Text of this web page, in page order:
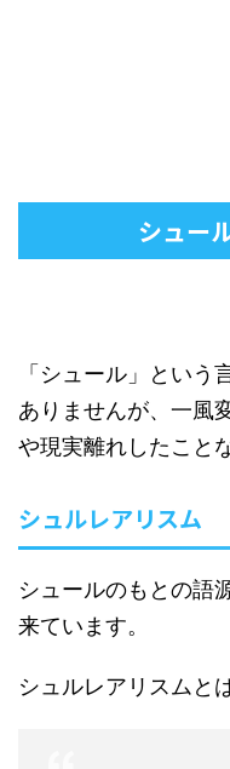
シュー
「シュール」という
ありませんが、一風
や現実離れしたこと
シュルレアリスム
シュールのもとの語
来ています。
シュルレアリスムとは